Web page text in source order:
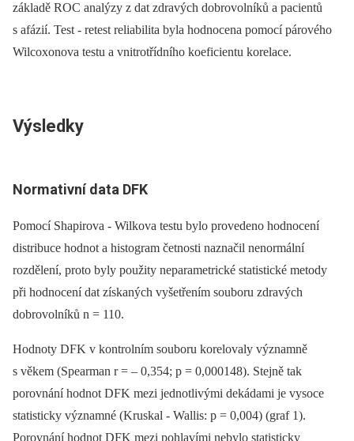
základě ROC analýzy z dat zdravých dobrovolníků a pa­cientů
s afázií. Test ‑⁠ retest reliabilita byla hodnocena pomocí párového
Wilcoxonova testu a vnitrotřídního koeficientu korelace.
Výsledky
Normativní data DFK
Pomocí Shapirova ‑⁠ Wilkova testu bylo provedeno hodnocení
distribuce hodnot a histogram četnosti naznačil nenormální
rozdělení, proto byly použity neparametrické statistické metody
při hodnocení dat získaných vyšetřením souboru zdravých
dobrovolníků n = 110.
Hodnoty DFK v kontrolním souboru korelovaly významně
s věkem (Spearman r = –⁠ 0,354; p = 0,000148). Stejně tak
porovnání hodnot DFK mezi jednotlivými dekádami je vysoce
statisticky významné (Kruskal ‑⁠ Wal­lis: p = 0,004) (graf 1).
Porovnání hodnot DFK mezi pohlavími nebylo statisticky